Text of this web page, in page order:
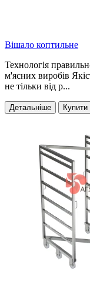
Вішало коптильне
Технологія
м'ясних виробів
не тільки від р...
Детальніше Купити